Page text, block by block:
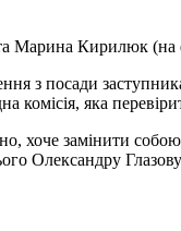
Марина Кирилюк (на
з посади
комісія, яка
хоче замінити
Олександру